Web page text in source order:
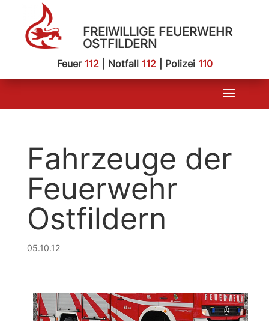
FREIWILLIGE FEUERWEHR
OSTFILDERN
Feuer 112| Notfall 112| Polizei 110
Fahrzeuge der
Feuerwehr
Ostfildern
05.10.12